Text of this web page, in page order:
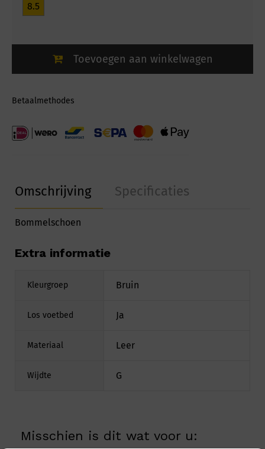
8.5
Toevoegen aan winkelwagen
Betaalmethodes
Omschrijving Specificaties
Bommelschoen
Extra informatie
Kleurgroep Bruin
Los voetbed Ja
Materiaal Leer
Wijdte G
Misschien is dit wat voor u: